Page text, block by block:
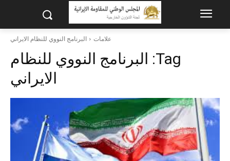
علامات البرنامج النووي للنظام الايراني
Tag: البرنامج النووي للنظام
الايراني